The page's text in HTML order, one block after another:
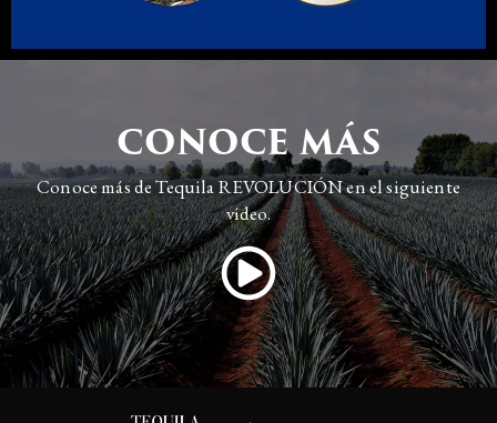
CONOCE MÁS
Conoce más de Tequila REVOLUCIÓN en el siguiente
video.